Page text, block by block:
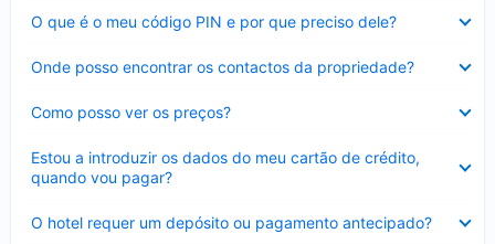
O que é o meu código PIN e por que preciso dele?
fechado
Onde posso encontrar os contactos da propriedade?
fechado
Como posso ver os preços?
fechado
Estou a introduzir os dados do meu cartão de crédito,
quando vou pagar?
fechado
O hotel requer um depósito ou pagamento antecipado?
fechado